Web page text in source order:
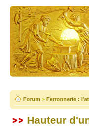
Forum > Ferronnerie :
Hauteur